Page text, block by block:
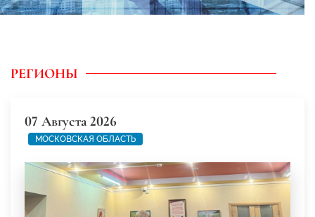
РЕГИОНЫ
07 Августа 2026
МОСКОВСКАЯ ОБЛАСТЬ